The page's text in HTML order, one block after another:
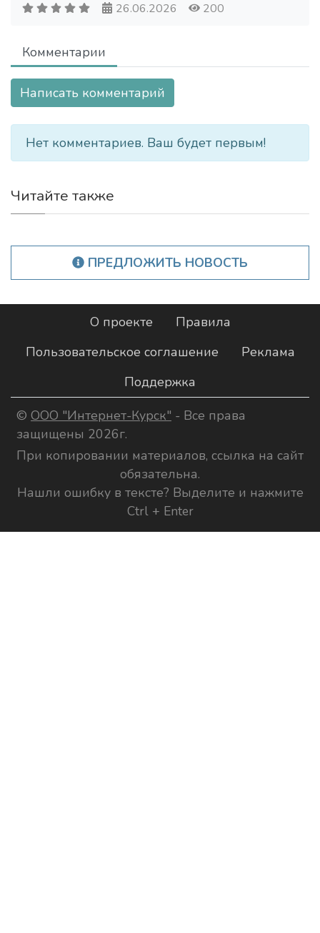
26.06.2026 200
Комментарии
Написать комментарий
Нет комментариев. Ваш будет первым!
Читайте также
ПРЕДЛОЖИТЬ НОВОСТЬ
О проекте
Правила
Пользовательское соглашение
Реклама
Поддержка
© ООО "Интернет-Курск" - Все права
защищены 2026г.
При копировании материалов, ссылка на сайт
обязательна.
Нашли ошибку в тексте? Выделите и нажмите
Ctrl + Enter